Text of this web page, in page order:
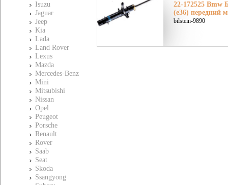
Isuzu
Jaguar
Jeep
Kia
Lada
Land Rover
Lexus
Mazda
Mercedes-Benz
Mini
Mitsubishi
Nissan
Opel
Peugeot
Porsche
Renault
Rover
Saab
Seat
Skoda
Ssangyong
22-172525 Bmw
(e36) передний
bilstein-9890